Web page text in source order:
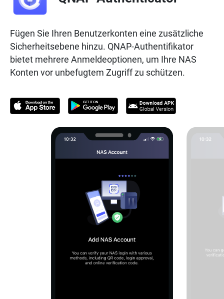
Fügen Sie Ihren Benutzerkonten eine zusätzliche
Sicherheitsebene hinzu. QNAP-Authentifikator
bietet mehrere Anmeldeoptionen, um Ihre NAS
Konten vor unbefugtem Zugriff zu schützen.